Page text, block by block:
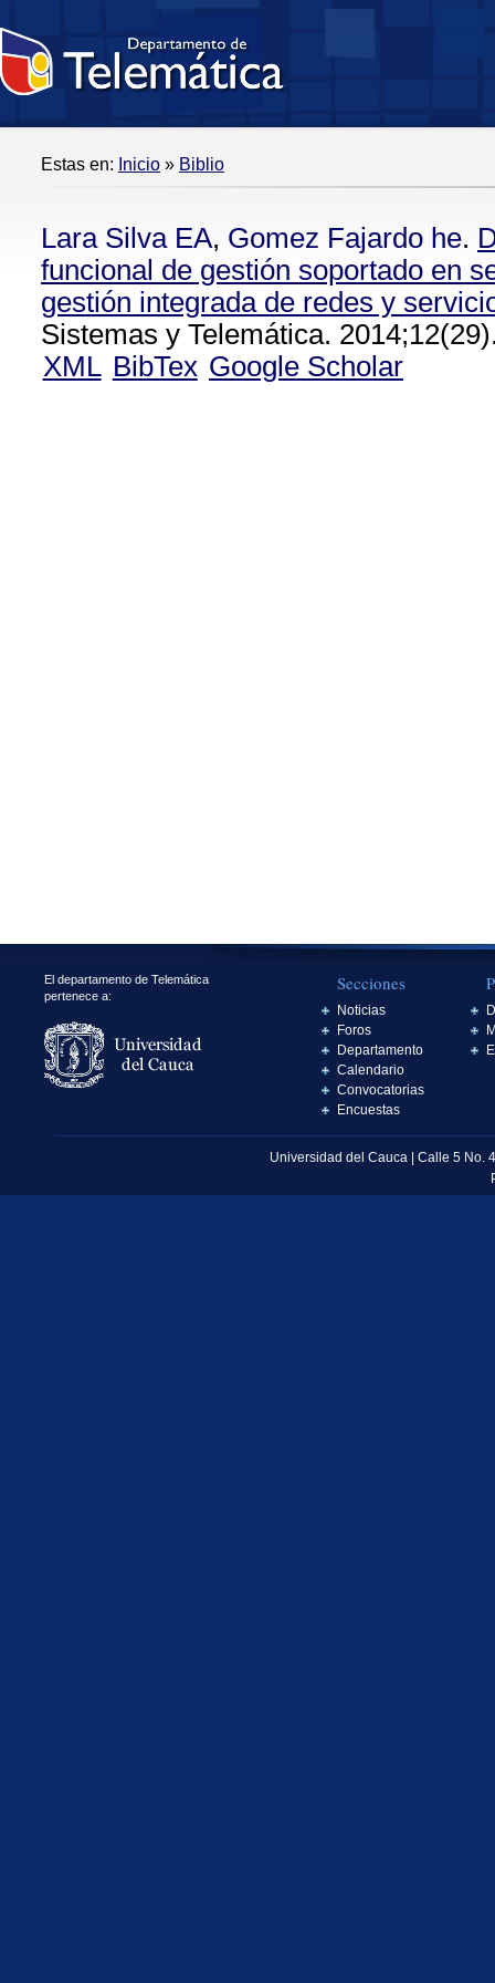
Estas en: Inicio » Biblio
Lara Silva EA, Gomez Fajardo he.
funcional de gestión soportado en
gestión integrada de redes y
Sistemas y Telemática.
XML BibTex Google Scholar
El departamento de Telemática
pertenece a:
Secciones
Noticias
Foros
Departamento
Calendario
Convocatorias
Encuestas
Universidad del Cauca | Calle 5 No.